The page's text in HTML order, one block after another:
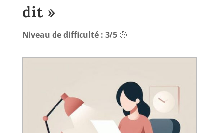
dit »
Niveau de difficulté : 3/5🤨